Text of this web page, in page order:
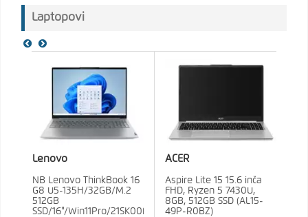
Laptopovi
Lenovo
NB Lenovo ThinkBook 16
G8 U5-135H/32GB/M.2
512GB
SSD/16"/Win11Pro/21SK00FQYA
ACER
Aspire Lite 15 15.6 inča
FHD, Ryzen 5 7430U,
8GB, 512GB SSD (AL15-
49P-R0BZ)